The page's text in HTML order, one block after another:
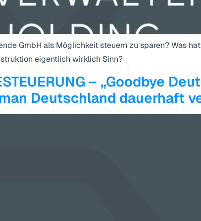
GmbH als Möglichkeit steuern zu sparen? Was
eigentlich wirklich Sinn?
– „Goodbye
Deutschland dauerhaft